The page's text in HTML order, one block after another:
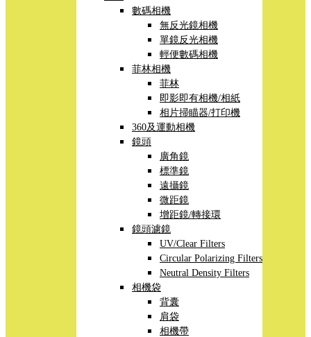
數碼相機
無反光鏡相機
單鏡反光相機
輕便數碼相機
菲林相機
菲林
即影即有相機/相紙
相片掃瞄器/打印機
360及運動相機
鏡頭
廣角鏡
標準鏡
遠攝鏡
微距鏡
增距鏡/轉接環
鏡頭濾鏡
UV/Clear Filters
Circular Polarizing Filters
Neutral Density Filters
相機袋
背囊
肩袋
相機帶